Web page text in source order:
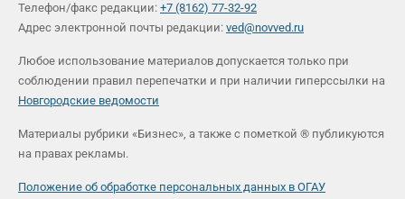
Телефон/факс редакции: +7 (8162) 77-32-92
Адрес электронной почты редакции: ved@novved.ru
Любое использование материалов допускается только при
соблюдении правил перепечатки и при наличии гиперссылки на
Новгородские ведомости
Материалы рубрики «Бизнес», а также с пометкой ® публикуются
на правах рекламы.
Положение об обработке персональных данных в ОГАУ